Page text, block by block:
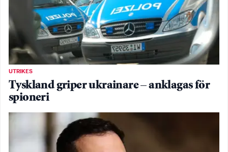
UTRIKES
Tyskland griper ukrainare – anklagas för
spioneri